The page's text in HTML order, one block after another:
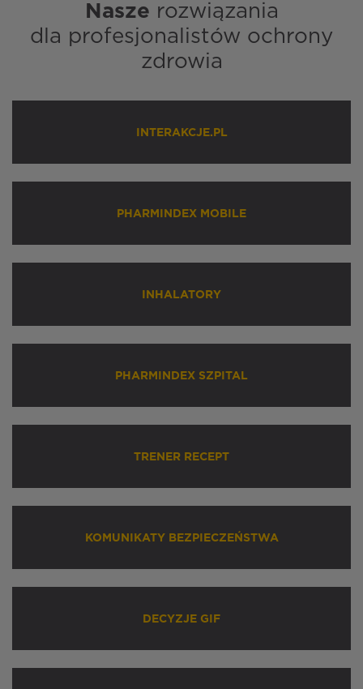
Nasze rozwiązania
dla profesjonalistów ochrony
zdrowia
INTERAKCJE.PL
PHARMINDEX MOBILE
INHALATORY
PHARMINDEX SZPITAL
TRENER RECEPT
KOMUNIKATY BEZPIECZEŃSTWA
DECYZJE GIF